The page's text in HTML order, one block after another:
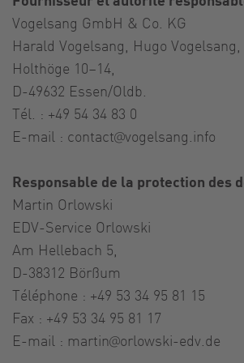
Vogelsang GmbH & Co. KG
Harald Vogelsang, Hugo
Holthöge 10–14,
D-49632 Essen/Oldb.
Tél. : +49 54 34 83 0
E-mail : contact@vogelsang.info
Responsable de la protection des
Martin Orlowski
EDV-Service Orlowski
Am Hellebach 5,
D-38312 Börßum
Téléphone : +49 53 34 95 81 15
Fax : +49 53 34 95 81 17
E-mail : martin@orlowski-edv.de